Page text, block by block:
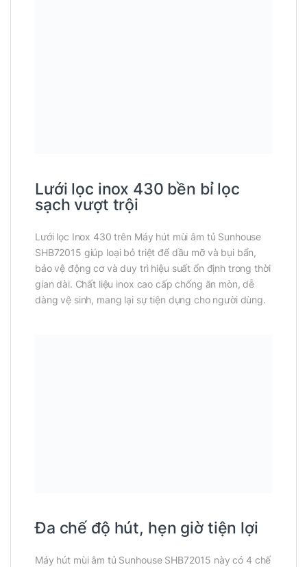
Lưới lọc inox 430 bền bỉ lọc
sạch vượt trội
Lưới lọc Inox 430 trên Máy hút mùi âm tủ Sunhouse
SHB72015 giúp loại bỏ triệt để dầu mỡ và bụi bẩn,
bảo vệ động cơ và duy trì hiệu suất ổn định trong thời
gian dài. Chất liệu inox cao cấp chống ăn mòn, dễ
dàng vệ sinh, mang lại sự tiện dụng cho người dùng.
Đa chế độ hút, hẹn giờ tiện lợi
Máy hút mùi âm tủ Sunhouse SHB72015 này có 4 chế